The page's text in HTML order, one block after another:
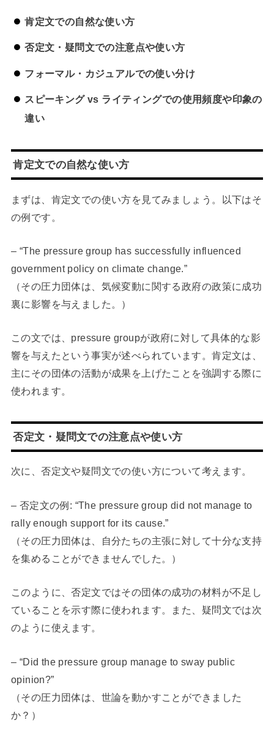
肯定文での自然な使い方
否定文・疑問文での注意点や使い方
フォーマル・カジュアルでの使い分け
スピーキング vs ライティングでの使用頻度や印象の
違い
肯定文での自然な使い方
まずは、肯定文での使い方を見てみましょう。以下はそ
の例です。
– “The pressure group has successfully influenced
government policy on climate change.”
（その圧力団体は、気候変動に関する政府の政策に成功
裏に影響を与えました。）
この文では、pressure groupが政府に対して具体的な影
響を与えたという事実が述べられています。肯定文は、
主にその団体の活動が成果を上げたことを強調する際に
使われます。
否定文・疑問文での注意点や使い方
次に、否定文や疑問文での使い方について考えます。
– 否定文の例: “The pressure group did not manage to
rally enough support for its cause.”
（その圧力団体は、自分たちの主張に対して十分な支持
を集めることができませんでした。）
このように、否定文ではその団体の成功の材料が不足し
ていることを示す際に使われます。また、疑問文では次
のように使えます。
– “Did the pressure group manage to sway public
opinion?”
（その圧力団体は、世論を動かすことができました
か？）